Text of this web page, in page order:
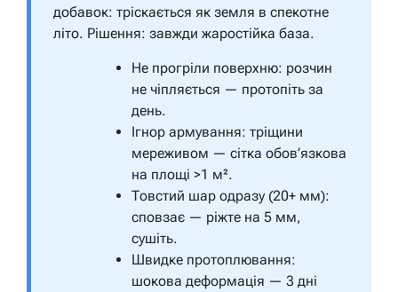
добавок: тріскається як земля в спекотне
літо. Рішення: завжди жаростійка база.
Не прогріли поверхню: розчин
не чіпляється — протопіть за
день.
Ігнор армування: тріщини
мереживом — сітка обов’язкова
на площі >1 м².
Товстий шар одразу (20+ мм):
сповзає — ріжте на 5 мм,
сушіть.
Швидке протоплювання:
шокова деформація — 3 дні